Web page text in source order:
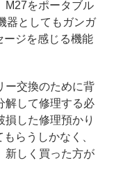
M27をポータブル
器としてもガンガ
ージを感じる機能
ー交換のために背
解して修理する必
した修理預かり
らうしかなく、
新しく買った方が